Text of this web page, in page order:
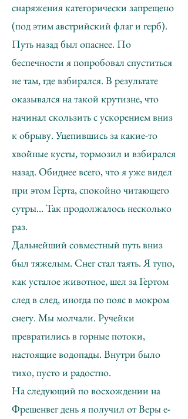
снаряжения категорически запрещено
(под этим австрийский флаг и герб).
Путь назад был опаснее. По
беспечности я попробовал спуститься
не там, где взбирался. В результате
оказывался на такой крутизне, что
начинал скользить с ускорением вниз
к обрыву. Уцепившись за какие-то
хвойные кусты, тормозил и взбирался
назад. Обиднее всего, что я уже видел
при этом Герта, спокойно читающего
сутры... Так продолжалось несколько
раз.
Дальнейший совместный путь вниз
был тяжелым. Снег стал таять. Я тупо,
как усталое животное, шел за Гертом
след в след, иногда по пояс в мокром
снегу. Мы молчали. Ручейки
превратились в горные потоки,
настоящие водопады. Внутри было
тихо, пусто и радостно.
На следующий по восхождении на
Фрешенвег день я получил от Веры e-